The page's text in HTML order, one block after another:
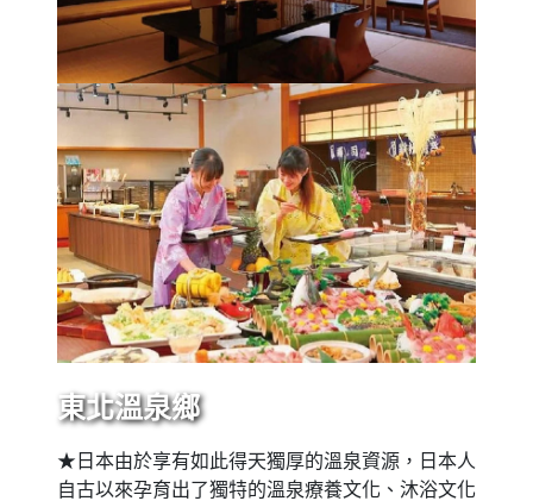
東北溫泉鄉
★日本由於享有如此得天獨厚的溫泉資源，日本人
自古以來孕育出了獨特的溫泉療養文化、沐浴文化